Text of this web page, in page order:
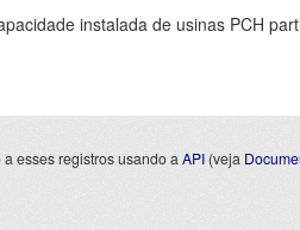
instalada de usinas PCH
esses registros usando a API (veja